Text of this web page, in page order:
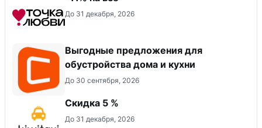
До 31 декабря, 2026
Выгодные предложения для
обустройства дома и кухни
До 30 сентября, 2026
Скидка 5 %
До 31 декабря, 2026